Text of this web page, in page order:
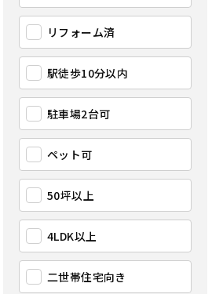
リフォーム済
駅徒歩10分以内
駐車場2台可
ペット可
50坪以上
4LDK以上
二世帯住宅向き